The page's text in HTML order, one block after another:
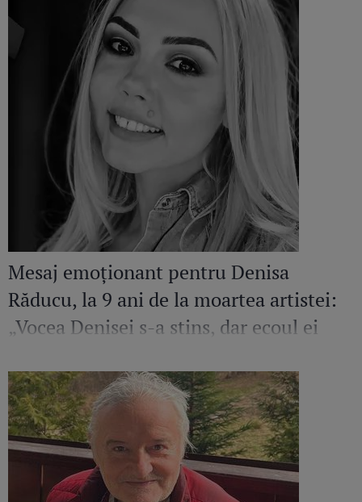
Mesaj emoționant pentru Denisa
Răducu, la 9 ani de la moartea artistei:
„Vocea Denisei s-a stins, dar ecoul ei